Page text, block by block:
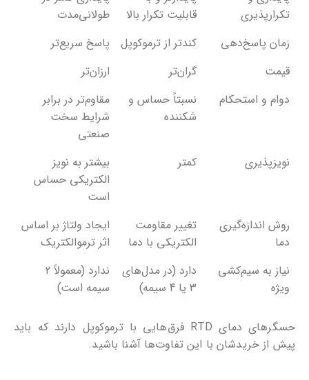
تکرارپذیری
قابلیت تکرار بالا
طولانی‌مدت
زمان پاسخ‌دهی
کندتر از ترموکوپل
پاسخ سریع‌تر
قیمت
گران‌تر
ارزان‌تر
دوام و استحکام
نسبتاً حساس و
شکننده
مقاوم‌تر در برابر
شرایط سخت
صنعتی
نویزپذیری
کمتر
بیشتر به نویز
الکتریکی حساس
است
روش اندازه‌گیری
دما
تغییر مقاومت
الکتریکی با دما
ایجاد ولتاژ بر اساس
اثر ترموالکتریک
نیاز به سیم‌کشی
ویژه
دارد (در مدل‌های
3 یا 4 سیمه)
ندارد (معمولاً 2
سیمه است)
حسگرهای دمای RTD فرق‌هایی با ترموکوپل دارند که باید
پیش از خریدشان با این تفاوت‌ها آشنا باشید.